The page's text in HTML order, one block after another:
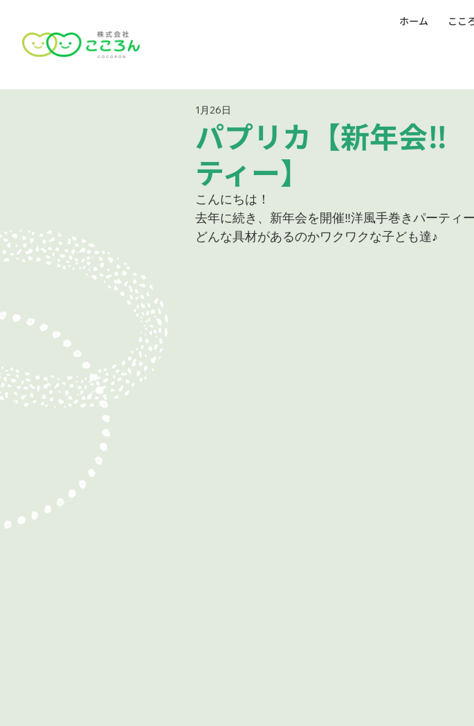
ホーム ここ
パプリカ【新年会‼
ティー】
1月26日
こんにちは！
去年に続き、新年会を開催‼洋風手巻きパーティ
どんな具材があるのかワクワクな子ども達♪